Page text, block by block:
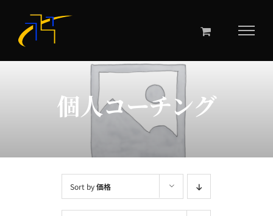
content
個人コーチング
Sort by価格